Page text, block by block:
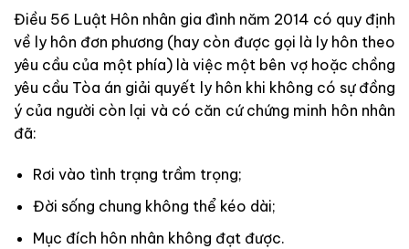
Điều 56 Luật Hôn nhân gia đình năm 2014 có quy định
về ly hôn đơn phương (hay còn được gọi là ly hôn theo
yêu cầu của một phía) là việc một bên vợ hoặc chồng
yêu cầu Tòa án giải quyết ly hôn khi không có sự đồng
ý của người còn lại và có căn cứ chứng minh hôn nhân
đã:
Rơi vào tình trạng trầm trọng;
Đời sống chung không thể kéo dài;
Mục đích hôn nhân không đạt được.